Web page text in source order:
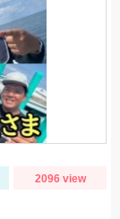
2096 view